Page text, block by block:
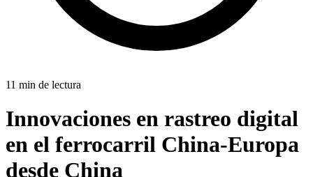
11 min de lectura
Innovaciones en rastreo digital
en el ferrocarril China-Europa
desde China